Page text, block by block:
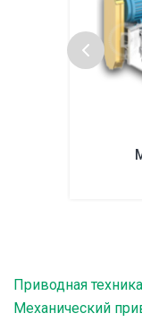
Приводная
Механический